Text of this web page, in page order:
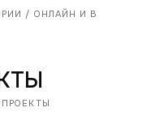
/ ОНЛАЙН И В